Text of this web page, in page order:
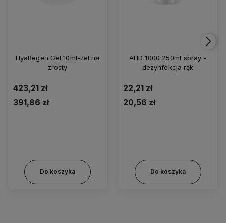
HyaRegen Gel 10ml-żel na
zrosty
423,21 zł
391,86 zł
Do koszyka
AHD 1000 250ml spray -
dezynfekcja rąk
22,21 zł
20,56 zł
Do koszyka